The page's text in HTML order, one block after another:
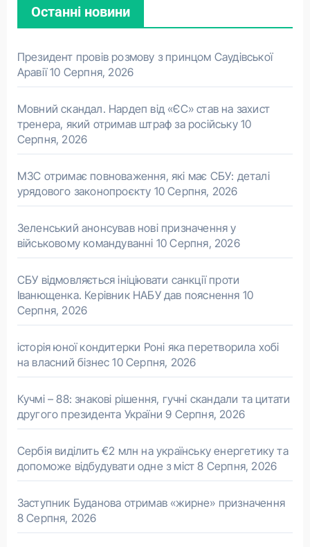
Останні новини
Президент провів розмову з принцом Саудівської
Аравії 10 Серпня, 2026
Мовний скандал. Нардеп від «ЄС» став на захист
тренера, який отримав штраф за російську 10
Серпня, 2026
МЗС отримає повноваження, які має СБУ: деталі
урядового законопроєкту 10 Серпня, 2026
Зеленський анонсував нові призначення у
військовому командуванні 10 Серпня, 2026
СБУ відмовляється ініціювати санкції проти
Іванющенка. Керівник НАБУ дав пояснення 10
Серпня, 2026
історія юної кондитерки Роні яка перетворила хобі
на власний бізнес 10 Серпня, 2026
Кучмі – 88: знакові рішення, гучні скандали та цитати
другого президента України 9 Серпня, 2026
Сербія виділить €2 млн на українську енергетику та
допоможе відбудувати одне з міст 8 Серпня, 2026
Заступник Буданова отримав «жирне» призначення
8 Серпня, 2026